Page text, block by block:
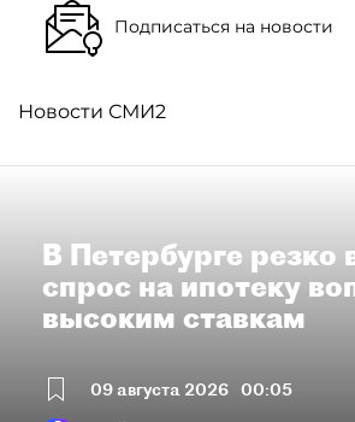
Подписаться на новости
Новости СМИ2
В Петербурге резко
спрос на ипотеку
высоким ставкам
09 августа 2026 00:05